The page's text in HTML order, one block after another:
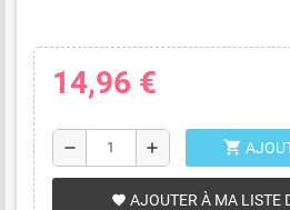
14,96 €
remove add shopping_cart
favorite AJOUTER À MA LISTE